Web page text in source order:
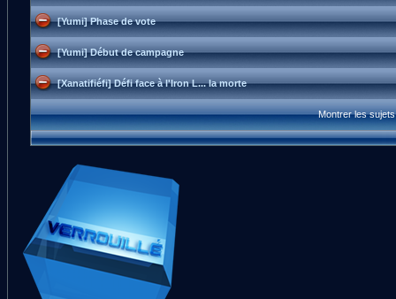
[Yumi] Phase de vote
[Yumi] Début de campagne
[Xanatifiéfi] Défi face à l'Iron L... la morte
Montrer les